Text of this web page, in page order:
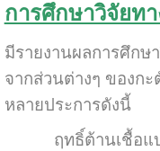
การศึกษาวิจัยท
มีรายงานผลการศึกษ
จากส่วนต่างๆ ของก
หลายประการดังนี้
ฤทธิ์ต้านเชื้อแบค